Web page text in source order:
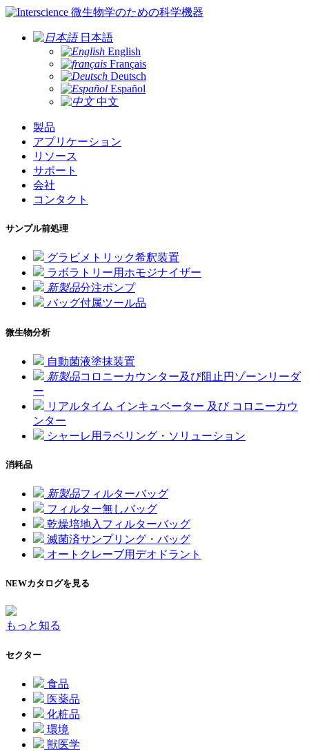
微生物学のための科学機器
日本語
English
Français
Deutsch
Español
中文
製品
アプリケーション
リソース
サポート
会社
コンタクト
サンプル前処理
グラビメトリック希釈装置
ラボラトリー用ホモジナイザー
新製品分注ポンプ
バッグ付属ツール品
微生物分析
自動菌液塗抹装置
新製品コロニーカウンター及び阻止円ゾーンリーダ
ー
リアルタイム インキュベーター 及び コロニーカウ
ンター
シャーレ用ラベリング・ソリューション
消耗品
新製品フィルターバッグ
フィルター無しバッグ
乾燥培地入フィルターバッグ
滅菌済サンプリング・バッグ
オートクレーブ用デオドラント
NEWカタログを見る
もっと知る
セクター
食品
医薬品
化粧品
環境
獣医学